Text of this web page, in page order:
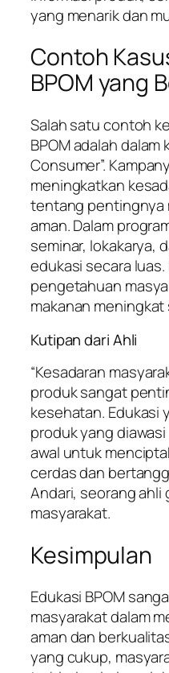
yang menarik dan
Contoh
BPOM yang
Salah satu contoh
BPOM adalah dalam
Consumer”.
meningkatkan
tentang pentingnya
aman. Dalam
seminar, lokakarya,
edukasi secara
pengetahuan
makanan meningkat
Kutipan dari Ahli
“Kesadaran
produk sangat
kesehatan.
produk yang
awal untuk
cerdas dan
Andari, seorang ahli
masyarakat.
Kesimpulan
Edukasi BPOM
masyarakat dalam
aman dan
yang cukup,